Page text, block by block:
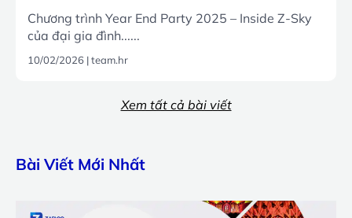
Chương trình Year End Party 2025 – Inside Z-Sky
của đại gia đình......
10/02/2026 |team.hr
Xem tất cả bài viết
Bài Viết Mới Nhất